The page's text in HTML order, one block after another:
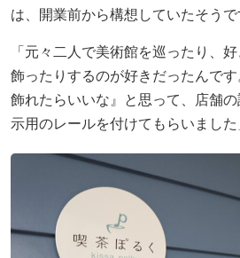
は、開業前から構想していたそうで
「元々二人で美術館を巡ったり、
飾ったりするのが好きだったんで
飾れたらいいな』と思って、店舗
示用のレールを付けてもらいました